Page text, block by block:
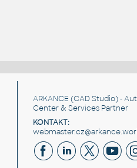
ARKANCE (CAD Studio) -
Center & Services Partner
KONTAKT: